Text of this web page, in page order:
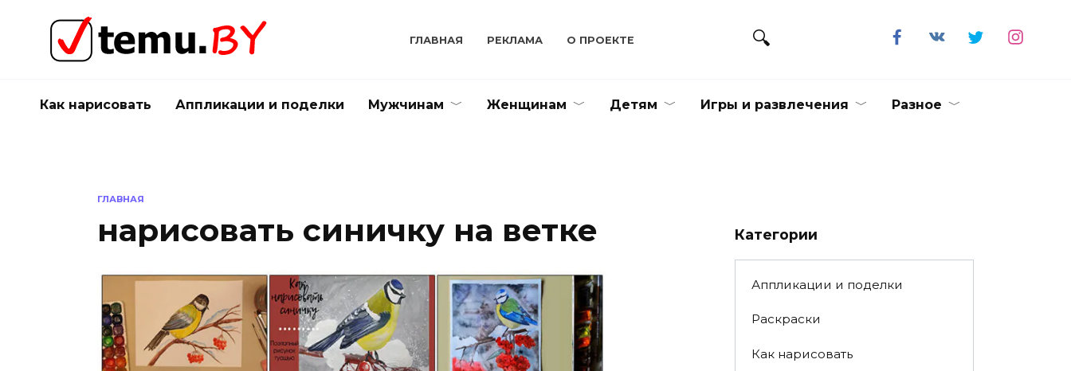
содержанию
ГЛАВНАЯ РЕКЛАМА О ПРОЕКТЕ
Как нарисовать Аппликации и поделки Мужчинам Женщинам Детям Игры и развлечения Разное
ГЛАВНАЯ
нарисовать синичку на ветке Категории
Аппликации и поделки
Раскраски
Как нарисовать